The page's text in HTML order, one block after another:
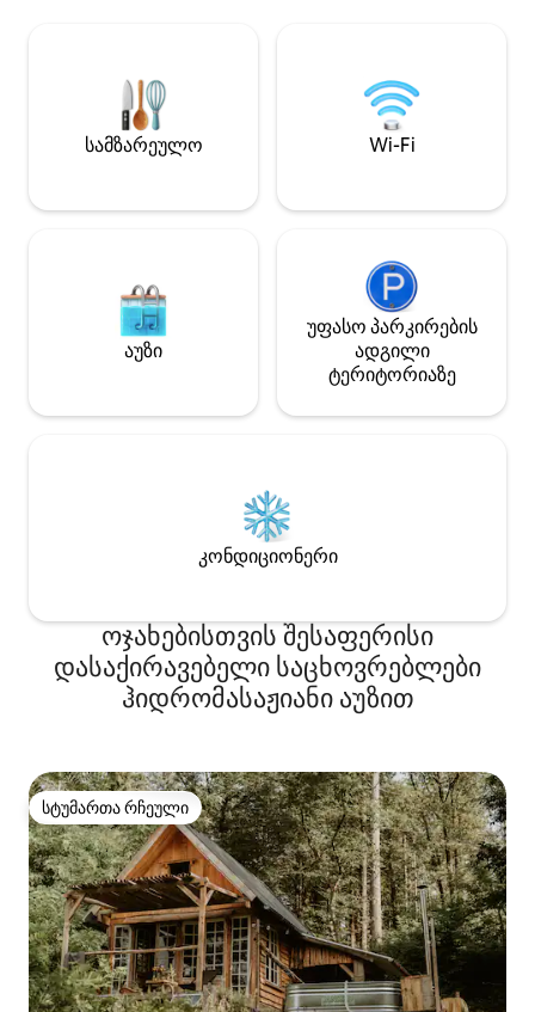
სამზარეულო . ფართო საძინებელი
Იტალიური საშხაპე სააბაზანო/
ამაოება Ცალკე ტუალეტი ტერასა
ბაღის ავეჯითა და მარკიზით ადგილზე
თავშესაფარი
რომ, მანქანა
დაკეტილია,
ძაღლები
სამზარეულო Wi-Fi
აუზი
უფასო პარკირების
ადგილი
ტერიტორიაზე
კონდიციონერი
ოჯახებისთვის შესაფერისი
დასაქირავებელი საცხოვრებლები
ჰიდრომასაჟიანი აუზით
სტუმართა რჩეული
სტუმართა რჩეული